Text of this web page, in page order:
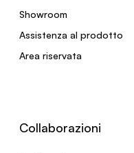
Showroom
Assistenza al prodotto
Area riservata
Collaborazioni